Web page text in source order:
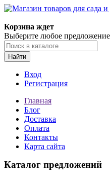
Корзина ждет
Выберите любое предложение
Найти
Вход
Регистрация
Главная
Блог
Доставка
Оплата
Контакты
Карта сайта
Каталог предложений